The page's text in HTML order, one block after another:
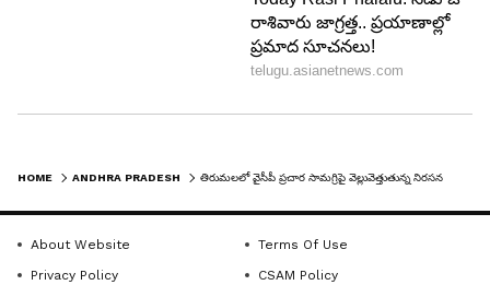
HOME ANDHRA PRADESH
About Website
Terms Of Use
Privacy Policy
CSAM Policy